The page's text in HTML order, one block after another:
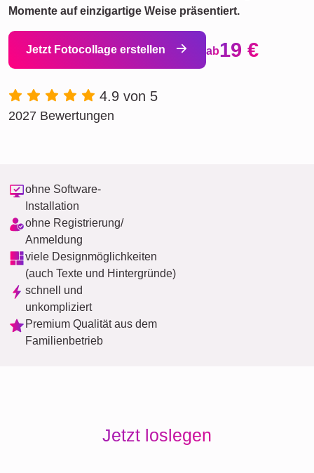
Momente auf einzigartige Weise präsentiert.
Jetzt Fotocollage erstellen ab19 €
4.9 von 5
2027 Bewertungen
ohne Software-
Installation
ohne Registrierung/
Anmeldung
viele Designmöglichkeiten
(auch Texte und Hintergründe)
schnell und
unkompliziert
Premium Qualität aus dem
Familienbetrieb
Jetzt loslegen